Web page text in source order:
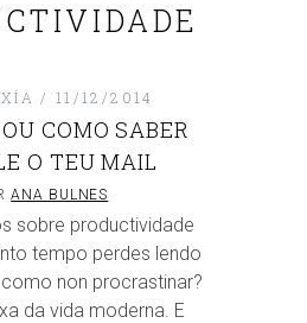
11/12/2014
COMO SABER
O TEU MAIL
ANA BULNES
sobre productividade
tempo perdes lendo
non procrastinar?
da vida moderna. E